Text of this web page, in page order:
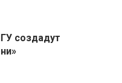
создадут